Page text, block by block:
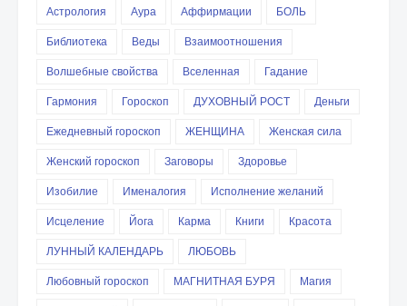
Астрология Аура Аффирмации
БОЛЬ
Библиотека
Веды
Взаимоотношения
Волшебные свойства
Вселенная
Гадание
Гармония
Гороскоп ДУХОВНЫЙ РОСТ
Деньги
Ежедневный гороскоп
ЖЕНЩИНА
Женская сила
Женский гороскоп
Заговоры
Здоровье
Изобилие
Именалогия
Исполнение желаний
Исцеление
Йога Карма Книги
Красота
ЛУННЫЙ КАЛЕНДАРЬ
ЛЮБОВЬ
Любовный гороскоп
МАГНИТНАЯ БУРЯ
Магия